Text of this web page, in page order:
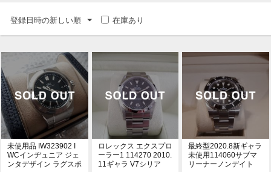
登録日時の新しい順 在庫あり
未使用品 IW323902 I
WCインヂュニア ジェ
ンタデザイン ラグスポ
ロレックス エクスプロ
ーラー1 114270 2010.
11ギャラ V7シリア
最終型2020.8新ギャラ
未使用114060サブマ
リーナーノンデイト